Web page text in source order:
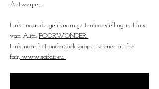
Antwerpen
Link  naar de gelijknamige tentoonstelling in Huis
van Alijn: FOORWONDER
Link naar het onderzoeksproject science at the
fair: www.scifair.eu